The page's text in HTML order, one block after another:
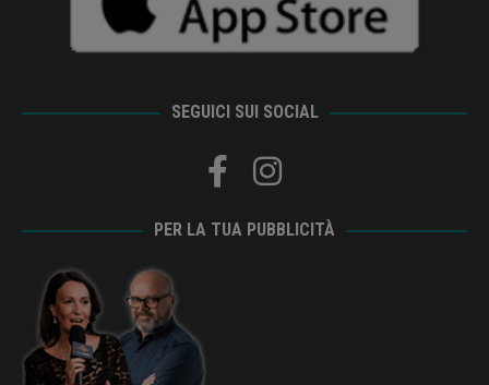
SEGUICI SUI SOCIAL
PER LA TUA PUBBLICITÀ